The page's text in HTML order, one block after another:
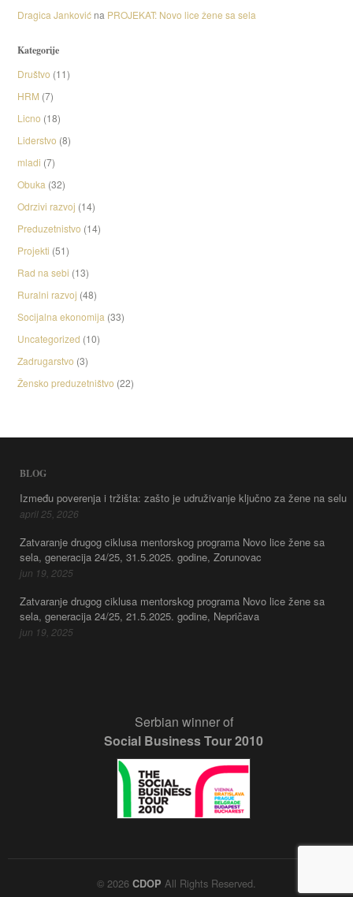
Dragica Jankovićna PROJEKAT: Novo lice žene sa sela
Kategorije
Društvo (11)
HRM (7)
Licno (18)
Liderstvo (8)
mladi (7)
Obuka (32)
Odrzivi razvoj (14)
Preduzetnistvo (14)
Projekti (51)
Rad na sebi (13)
Ruralni razvoj (48)
Socijalna ekonomija (33)
Uncategorized (10)
Zadrugarstvo (3)
Žensko preduzetništvo (22)
BLOG
Između poverenja i tržišta: zašto je udruživanje ključno za žene na selu
april 25, 2026
Zatvaranje drugog ciklusa mentorskog programa Novo lice žene sa
sela, generacija 24/25, 31.5.2025. godine, Zorunovac
jun 19, 2025
Zatvaranje drugog ciklusa mentorskog programa Novo lice žene sa
sela, generacija 24/25, 21.5.2025. godine, Nepričava
jun 19, 2025
Serbian winner of
Social Business Tour 2010
© 2026 CDOP All Rights Reserved.